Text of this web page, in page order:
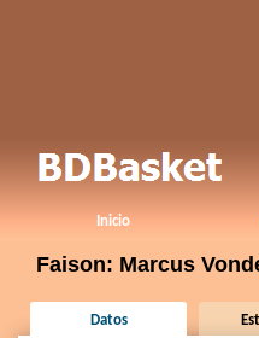
Inicio
Faison: Marcus
Datos